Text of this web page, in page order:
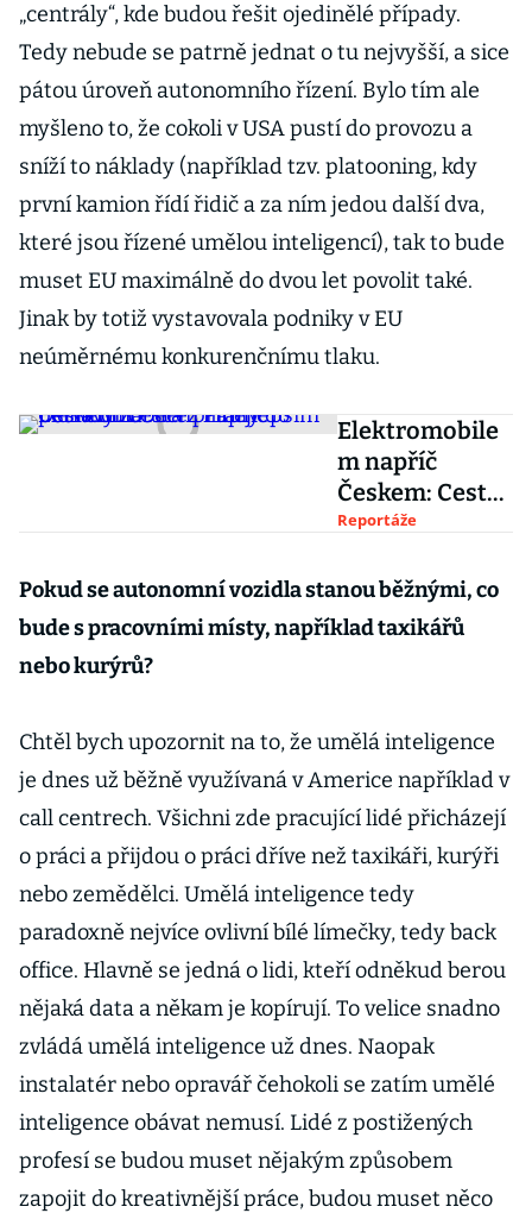
„centrály“, kde budou řešit ojedinělé případy.
Tedy nebude se patrně jednat o tu nejvyšší, a sice
pátou úroveň autonomního řízení. Bylo tím ale
myšleno to, že cokoli v USA pustí do provozu a
sníží to náklady (například tzv. platooning, kdy
první kamion řídí řidič a za ním jedou další dva,
které jsou řízené umělou inteligencí), tak to bude
muset EU maximálně do dvou let povolit také.
Jinak by totiž vystavovala podniky v EU
neúměrnému konkurenčnímu tlaku.
Elektromobile
m napříč
Českem: Cesta
z Prahy do
přinejlepším
pět hodin
Reportáže
Pokud se autonomní vozidla stanou běžnými, co
bude s pracovními místy, například taxikářů
nebo kurýrů?
Chtěl bych upozornit na to, že umělá inteligence
je dnes už běžně využívaná v Americe například v
call centrech. Všichni zde pracující lidé přicházejí
o práci a přijdou o práci dříve než taxikáři, kurýři
nebo zemědělci. Umělá inteligence tedy
paradoxně nejvíce ovlivní bílé límečky, tedy back
office. Hlavně se jedná o lidi, kteří odněkud berou
nějaká data a někam je kopírují. To velice snadno
zvládá umělá inteligence už dnes. Naopak
instalatér nebo opravář čehokoli se zatím umělé
inteligence obávat nemusí. Lidé z postižených
profesí se budou muset nějakým způsobem
zapojit do kreativnější práce, budou muset něco